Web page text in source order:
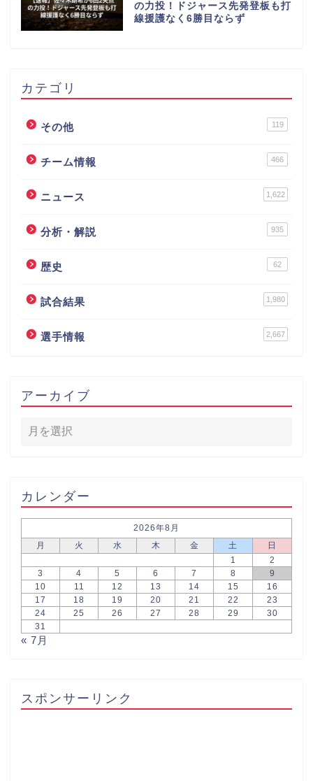
の力投！ドジャース先発登板も打
線援護なく6勝目ならず
カテゴリ
その他 119
チーム情報 466
ニュース 1,622
分析・解説 935
歴史 62
試合結果 1,980
選手情報 2,667
アーカイブ
カレンダー
2026年8月
月
火 水 木 金 土
日
1
2
3
4 5 6 7 8
9
10
11 12 13 14 15
16
17
18 19 20 21 22
23
24
25 26 27 28 29
30
31
« 7月
スポンサーリンク